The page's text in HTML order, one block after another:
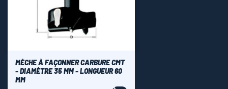
MÈCHE À FAÇONNER CARBURE CMT
- DIAMÈTRE 35 MM - LONGUEUR 60
MM